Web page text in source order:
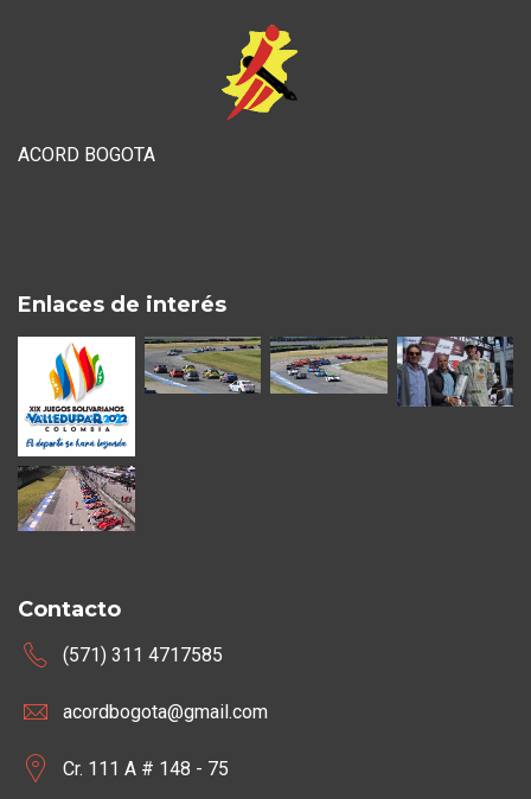
ACORD BOGOTA
Enlaces de interés
Contacto
(571) 311 4717585
acordbogota@gmail.com
Cr. 111 A # 148 - 75